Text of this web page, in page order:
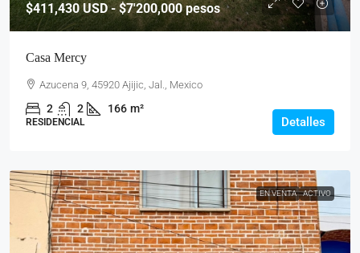
$411,430USD - $7'200,000 pesos
Casa Mercy
Azucena 9, 45920 Ajijic, Jal., Mexico
2 2 166 m²
RESIDENCIAL Detalles
EN VENTA ACTIVO